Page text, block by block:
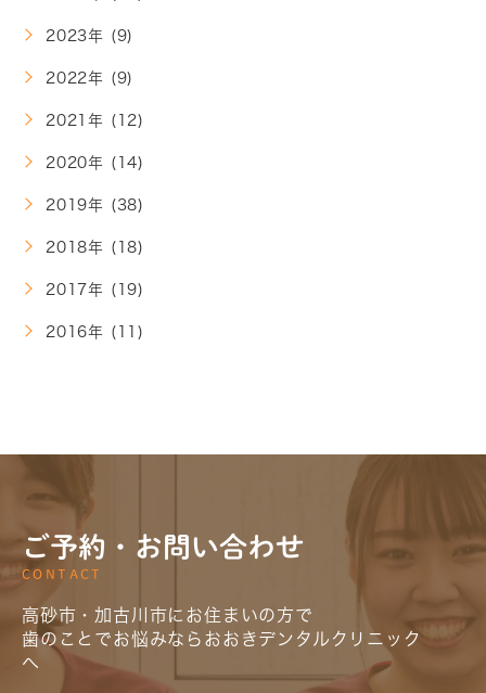
2023年 (9)
2022年 (9)
2021年 (12)
2020年 (14)
2019年 (38)
2018年 (18)
2017年 (19)
2016年 (11)
ご予約・お問い合わせ
CONTACT
高砂市・加古川市にお住まいの方で
歯のことでお悩みならおおきデンタルクリニック
へ